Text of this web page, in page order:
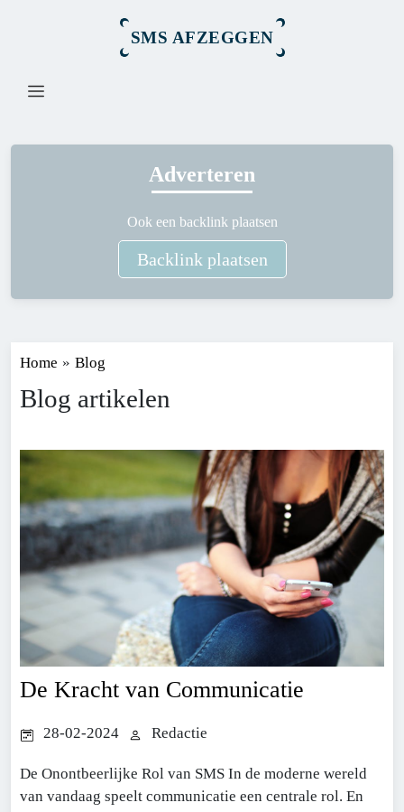
SMS AFZEGGEN
Adverteren
Ook een backlink plaatsen
Backlink plaatsen
Home » Blog
Blog artikelen
De Kracht van Communicatie
28-02-2024 Redactie
De Onontbeerlijke Rol van SMS In de moderne wereld
van vandaag speelt communicatie een centrale rol. En